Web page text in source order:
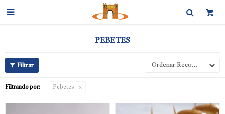

PEBETES
Recomendados
Filtrando por: Pebetes